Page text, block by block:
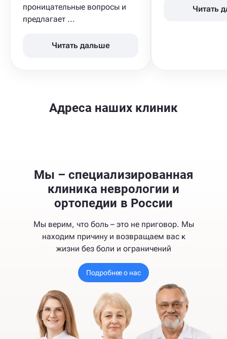
проницательные вопросы и
предлагает ...
Читать дальше
Читать
Адреса наших клиник
Мы – специализированная
клиника неврологии и
ортопедии в России
Мы верим, что боль – это не приговор. Мы
находим причину и возвращаем вас к
жизни без боли и ограничений
Подробнее о нас